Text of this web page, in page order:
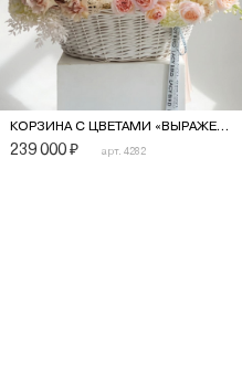
КОРЗИНА С ЦВЕТАМИ «ВЫРАЖЕНИЕ НЕЖНОСТИ»
239 000₽ арт. 4282